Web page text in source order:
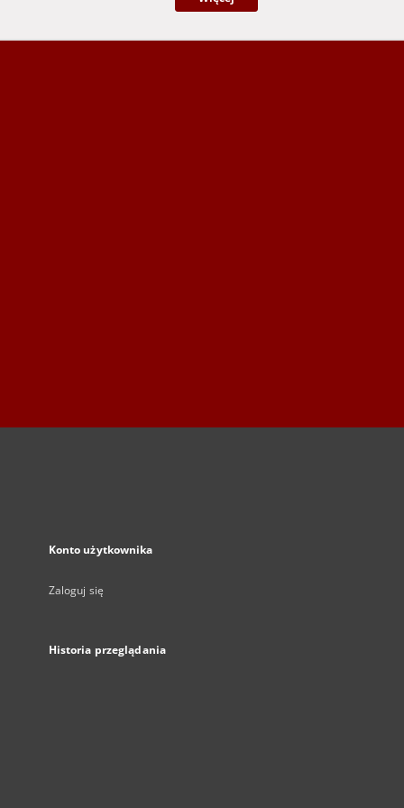
Konto użytkownika
Zaloguj się
Historia przeglądania